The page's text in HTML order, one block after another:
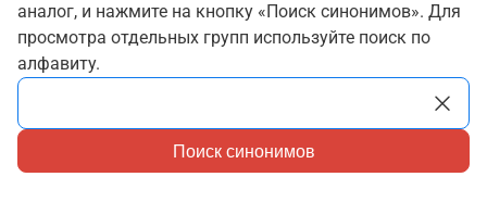
аналог, и нажмите на кнопку «Поиск синонимов». Для
просмотра отдельных групп используйте поиск по
алфавиту.
Поиск синонимов